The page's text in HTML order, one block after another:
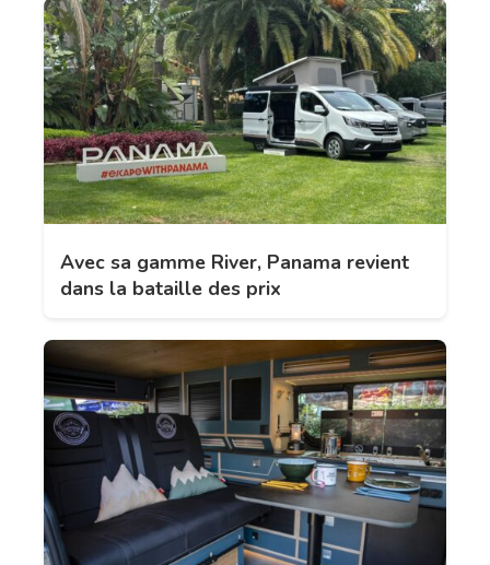
Avec sa gamme River, Panama revient
dans la bataille des prix